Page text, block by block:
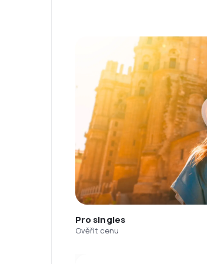
Pro singles
Ověřit cenu